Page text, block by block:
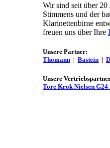
Wir sind seit über
Stimmens und der
Klarinettenbirne
freuen uns über Ihre
Unsere Partner:
Thomann | Bastein |
Unsere
Tore Krok Nielsen G24